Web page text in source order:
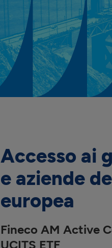
Accesso ai
e aziende
europea
Fineco AM Active
UCITS ETF